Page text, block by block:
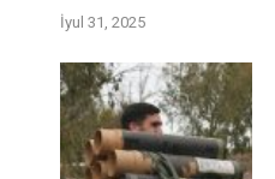
İyul 31, 2025